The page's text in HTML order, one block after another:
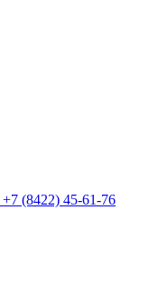
+7 (8422) 45-61-76